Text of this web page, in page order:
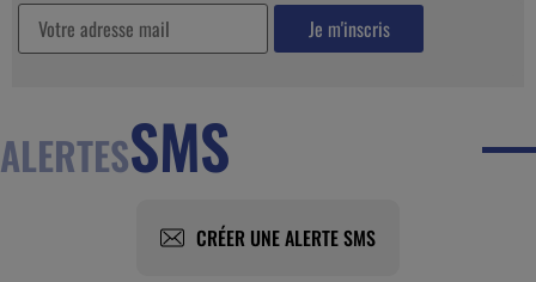
ALERTESSMS
CRÉER UNE ALERTE SMS